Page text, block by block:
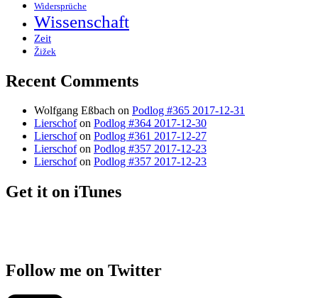
Widersprüche
Wissenschaft
Zeit
Žižek
Recent Comments
Wolfgang Eßbach on Podlog #365 2017-12-31
Lierschofon Podlog #364 2017-12-30
Lierschofon Podlog #361 2017-12-27
Lierschofon Podlog #357 2017-12-23
Lierschofon Podlog #357 2017-12-23
Get it on iTunes
Follow me on Twitter